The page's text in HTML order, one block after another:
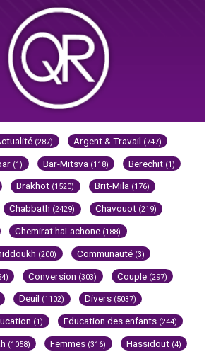
(287) Argent & Travail (747)
(1) Bar-Mitsva (118) Berechit (1)
Brakhot (1520) Brit-Mila (176)
Chabbath (2429) Chavouot (219)
Chemirat haLachone (188)
(200) Communauté (3)
Conversion (303) Couple (297)
Deuil (1102) Divers (5037)
(1) Education des enfants (244)
(1058) Femmes (316) Hassidout (4)